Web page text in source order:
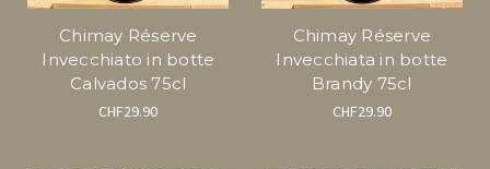
Chimay Réserve
Invecchiato in botte
Calvados 75cl
CHF29.90
Chimay Réserve
Invecchiata in botte
Brandy 75cl
CHF29.90